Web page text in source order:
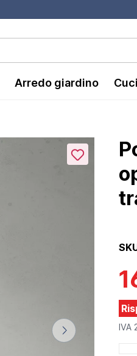
Arredo giardino
IVA